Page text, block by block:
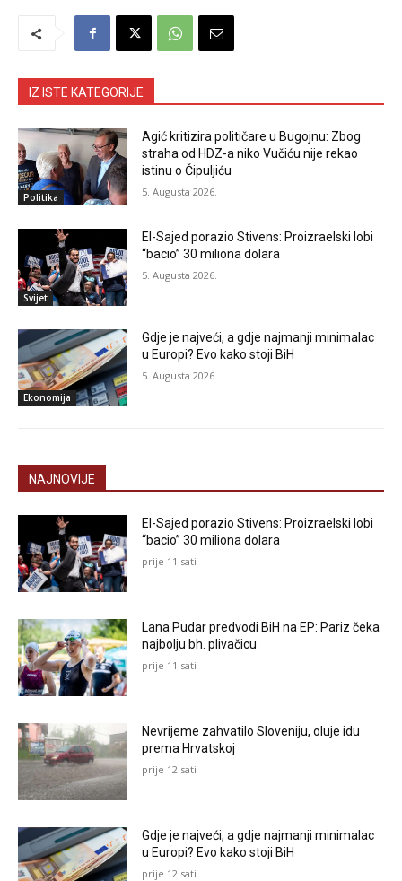
IZ ISTE KATEGORIJE
Politika
Agić kritizira političare u Bugojnu: Zbog
straha od HDZ-a niko Vučiću nije rekao
istinu o Čipuljiću
5. Augusta 2026.
Svijet
El-Sajed porazio Stivens: Proizraelski lobi
“bacio” 30 miliona dolara
5. Augusta 2026.
Ekonomija
Gdje je najveći, a gdje najmanji minimalac
u Europi? Evo kako stoji BiH
5. Augusta 2026.
NAJNOVIJE
El-Sajed porazio Stivens: Proizraelski lobi
“bacio” 30 miliona dolara
prije 11 sati
Lana Pudar predvodi BiH na EP: Pariz čeka
najbolju bh. plivačicu
prije 11 sati
Nevrijeme zahvatilo Sloveniju, oluje idu
prema Hrvatskoj
prije 12 sati
Gdje je najveći, a gdje najmanji minimalac
u Europi? Evo kako stoji BiH
prije 12 sati